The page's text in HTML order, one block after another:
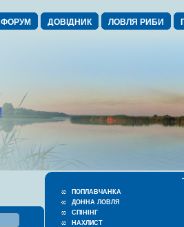
ФОРУМ ДОВІДНИК ЛОВЛЯ РИБИ
ПОПЛАВЧАНКА
ДОННА ЛОВЛЯ
СПІНІНГ
НАХЛИСТ